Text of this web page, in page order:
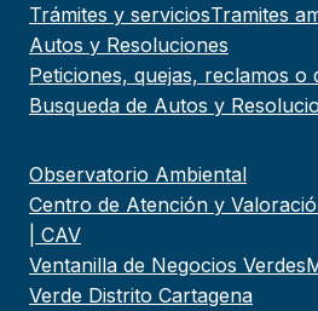
Trámites y serviciosTramites
Autos y Resoluciones
Peticiones, quejas, reclamos o
Busqueda de Autos y
Observatorio Ambiental
Centro de Atención y
| CAV
Ventanilla de Negocios Verdes
Verde Distrito Cartagena